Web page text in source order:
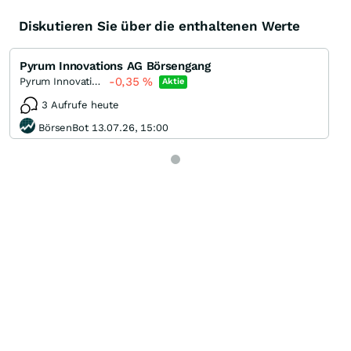
Diskutieren Sie über die enthaltenen Werte
Pyrum Innovations AG Börsengang
Pyrum Innovations -0,35% Aktie
3 Aufrufe heute
BörsenBot 13.07.26, 15:00